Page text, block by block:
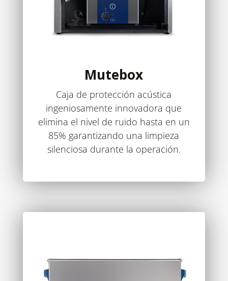
Mutebox
Caja de protección acústica
ingeniosamente innovadora que
elimina el nivel de ruido hasta en un
85% garantizando una limpieza
silenciosa durante la operación.